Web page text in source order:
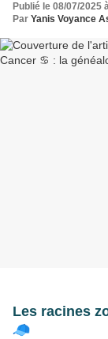
Publié le 08/07/2025
Par Yanis Voyance
Les racines